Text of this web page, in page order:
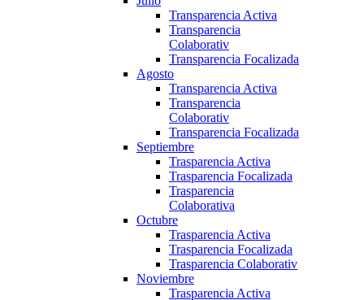
Transparencia Activa
Transparencia
Colaborativ
Transparencia Focalizada
Agosto
Transparencia Activa
Transparencia
Colaborativ
Transparencia Focalizada
Septiembre
Trasparencia Activa
Trasparencia Focalizada
Trasparencia
Colaborativa
Octubre
Trasparencia Activa
Trasparencia Focalizada
Trasparencia Colaborativ
Noviembre
Trasparencia Activa